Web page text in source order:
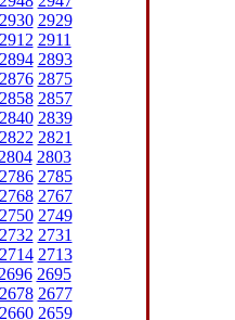
2930 2929
2912 2911
2894 2893
2876 2875
2858 2857
2840 2839
2822 2821
2804 2803
2786 2785
2768 2767
2750 2749
2732 2731
2714 2713
2696 2695
2678 2677
2660 2659